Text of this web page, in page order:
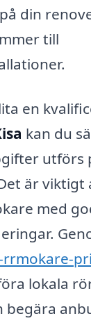
din
till
en
kan du
utförs
är viktigt
med
rrmokare-
lokala
begära